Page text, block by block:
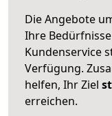
Die Angebote
Ihre
Kundenservice
Verfügung.
helfen, Ihr Ziel
erreichen.